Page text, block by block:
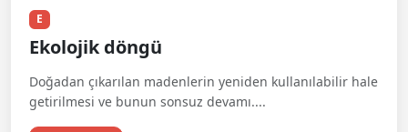
E
Ekolojik döngü
Doğadan çıkarılan madenlerin yeniden kullanılabilir hale
getirilmesi ve bunun sonsuz devamı....